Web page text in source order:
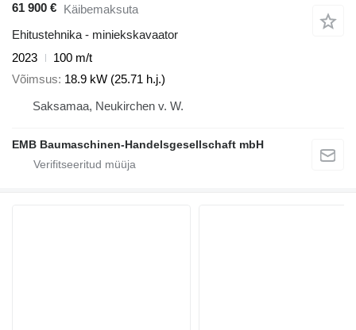
61 900 € Käibemaksuta
Ehitustehnika - miniekskavaator
2023
100 m/t
Võimsus 18.9 kW (25.71 h.j.)
Saksamaa, Neukirchen v. W.
EMB Baumaschinen-Handelsgesellschaft mbH